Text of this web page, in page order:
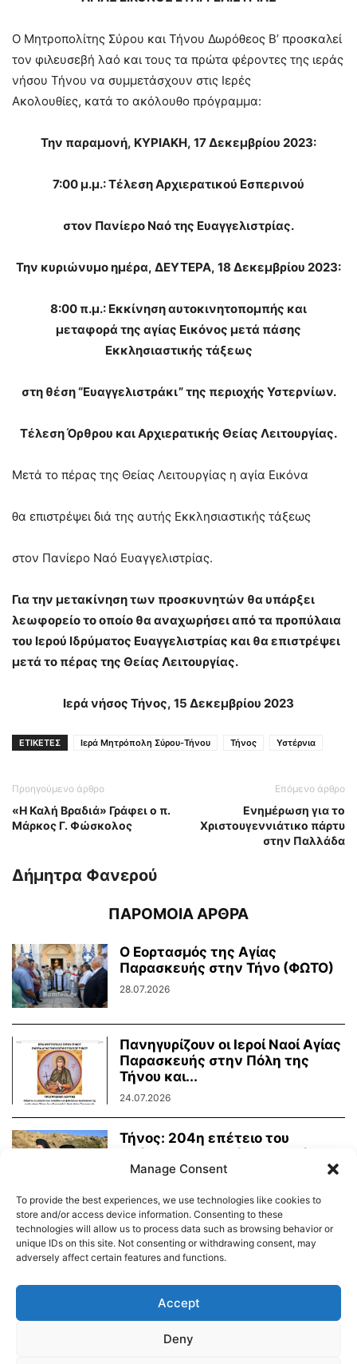
Ο Μητροπολίτης Σύρου και Τήνου Δωρόθεος Β’ προσκαλεί
τον φιλευσεβή λαό και τους τα πρώτα φέροντες της ιεράς
νήσου Τήνου να συμμετάσχουν στις Ιερές
Ακολουθίες, κατά το ακόλουθο πρόγραμμα:
Την παραμονή, ΚΥΡΙΑΚΗ, 17 Δεκεμβρίου 2023:
7:00 μ.μ.:ΤέλεσηΑρχιερατικού Εσπερινού
στον Πανίερο Ναό της Ευαγγελιστρίας.
Την κυριώνυμο ημέρα, ΔΕΥΤΕΡΑ, 18 Δεκεμβρίου 2023:
8:00 π.μ.: Εκκίνηση αυτοκινητοπομπής και
μεταφορά της αγίας Εικόνος μετά πάσης
Εκκλησιαστικής τάξεως
στη θέση “Ευαγγελιστράκι” της περιοχής Υστερνίων.
Τέλεση Όρθρου και Αρχιερατικής Θείας Λειτουργίας.
Μετά το πέρας της Θείας Λειτουργίας η αγία Εικόνα
θα επιστρέψει διά της αυτής Εκκλησιαστικής τάξεως
στον Πανίερο Ναό Ευαγγελιστρίας.
Για την μετακίνηση των προσκυνητών θα υπάρξει
λεωφορείο το οποίο θα αναχωρήσει από τα προπύλαια
του Ιερού Ιδρύματος Ευαγγελιστρίας και θα επιστρέψει
μετά το πέρας της Θείας Λειτουργίας.
Ιερά νήσος Τήνος, 15 Δεκεμβρίου 2023
ΕΤΙΚΕΤΕΣ Ιερά Μητρόπολη Σύρου-Τήνου Τήνος Υστέρνια
Προηγούμενο άρθρο
«Η Καλή Βραδιά» Γράφει ο π.
Μάρκος Γ. Φώσκολος
Επόμενο άρθρο
Ενημέρωση για το
Χριστουγεννιάτικο πάρτυ
στην Παλλάδα
Δήμητρα Φανερού
ΠΑΡΟΜΟΙΑ ΑΡΘΡΑ
Ο Εορτασμός της Αγίας
Παρασκευής στην Τήνο (ΦΩΤΟ)
28.07.2026
Πανηγυρίζουν οι Ιεροί Ναοί Αγίας
Παρασκευής στην Πόλη της
Τήνου και...
24.07.2026
Τήνος: 204η επέτειο του
24.07.2026
Δημοτικό Λιμενικό Ταμείο Τήνου – Άνδρου
Manage Consent
To provide the best experiences, we use technologies like cookies to
store and/or access device information. Consenting to these
technologies will allow us to process data such as browsing behavior or
unique IDs on this site. Not consenting or withdrawing consent, may
adversely affect certain features and functions.
Accept
Deny